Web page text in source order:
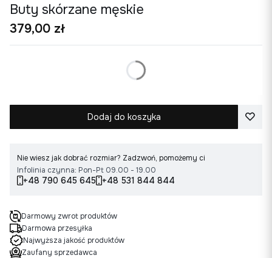
Buty skórzane męskie
Cena
379,00 zł
Wybierz rozmiar
Dodaj do koszyka
Nie wiesz jak dobrać rozmiar? Zadzwoń, pomożemy ci
Infolinia czynna: Pon-Pt 09.00 - 19.00
+48 790 645 645 +48 531 844 844
Darmowy zwrot produktów
Darmowa przesyłka
Najwyższa jakość produktów
Zaufany sprzedawca